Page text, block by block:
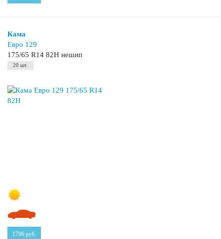
Кама
Евро 129
175/65 R14 82H нешип
20 шт.
1796 руб.